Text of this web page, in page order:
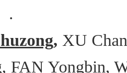
.
XU
FAN Yongbin,